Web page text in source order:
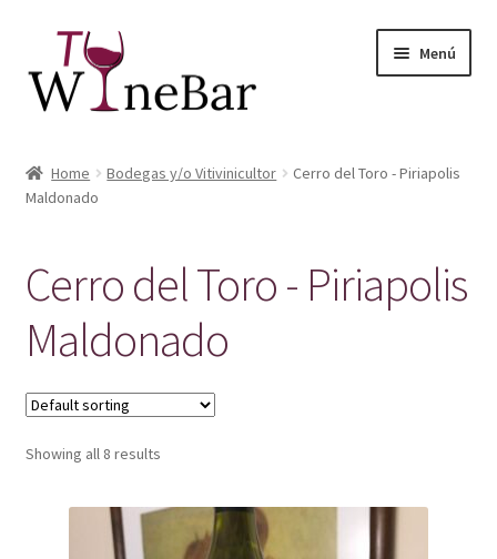
a
la
al
contenido
Menú
Tienda de Vinos y Productos
hijo
el
Sobre Nosotros
Home Bodegas y/o Vitivinicultor
Cerro del Toro - Piriapolis
Maldonado
Cerro del Toro - Piriapolis
Maldonado
Showing all 8 results